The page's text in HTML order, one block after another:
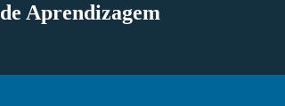
Aprendizagem